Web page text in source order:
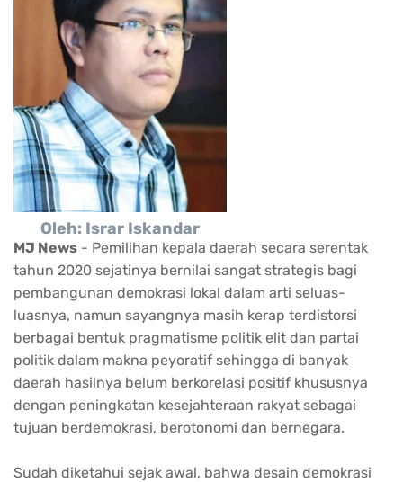
Oleh: Israr Iskandar
MJ News - Pemilihan kepala daerah secara serentak
tahun 2020 sejatinya bernilai sangat strategis bagi
pembangunan demokrasi lokal dalam arti seluas-
luasnya, namun sayangnya masih kerap terdistorsi
berbagai bentuk pragmatisme politik elit dan partai
politik dalam makna peyoratif sehingga di banyak
daerah hasilnya belum berkorelasi positif khususnya
dengan peningkatan kesejahteraan rakyat sebagai
tujuan berdemokrasi, berotonomi dan bernegara.
Sudah diketahui sejak awal, bahwa desain demokrasi